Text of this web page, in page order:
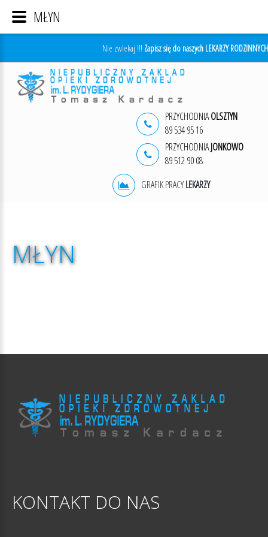
Nie zwlekaj !!! Zapisz się do naszych LEKARZY RODZINNYCH
PRZYCHODNIAOLSZTYN
89 534 95 16
PRZYCHODNIAJONKOWO
89 512 90 08
GRAFIK PRACYLEKARZY
MŁYN
KONTAKT DO NAS
MŁYN